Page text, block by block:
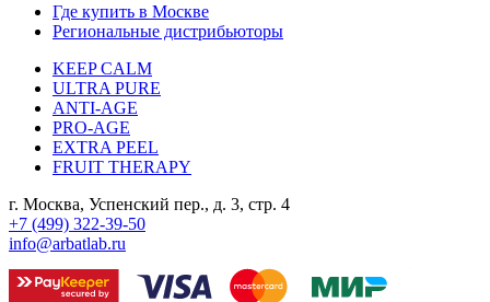
Где купить в Москве
Региональные дистрибьюторы
KEEP CALM
ULTRA PURE
ANTI-AGE
PRO-AGE
EXTRA PEEL
FRUIT THERAPY
г. Москва, Успенский пер., д. 3, стр. 4
+7 (499) 322-39-50
info@arbatlab.ru